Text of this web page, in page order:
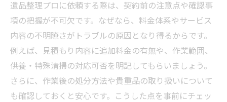
遺品整理プロに依頼する際は、契約前の注意点や確認事
項の把握が不可欠です。なぜなら、料金体系やサービス
内容の不明瞭さがトラブルの原因となり得るからです。
例えば、見積もり内容に追加料金の有無や、作業範囲、
供養・特殊清掃の対応可否を明記してもらいましょう。
さらに、作業後の処分方法や貴重品の取り扱いについて
も確認しておくと安心です。こうした点を事前にチェッ